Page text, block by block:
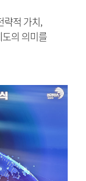
략적 가치,
의 의미를